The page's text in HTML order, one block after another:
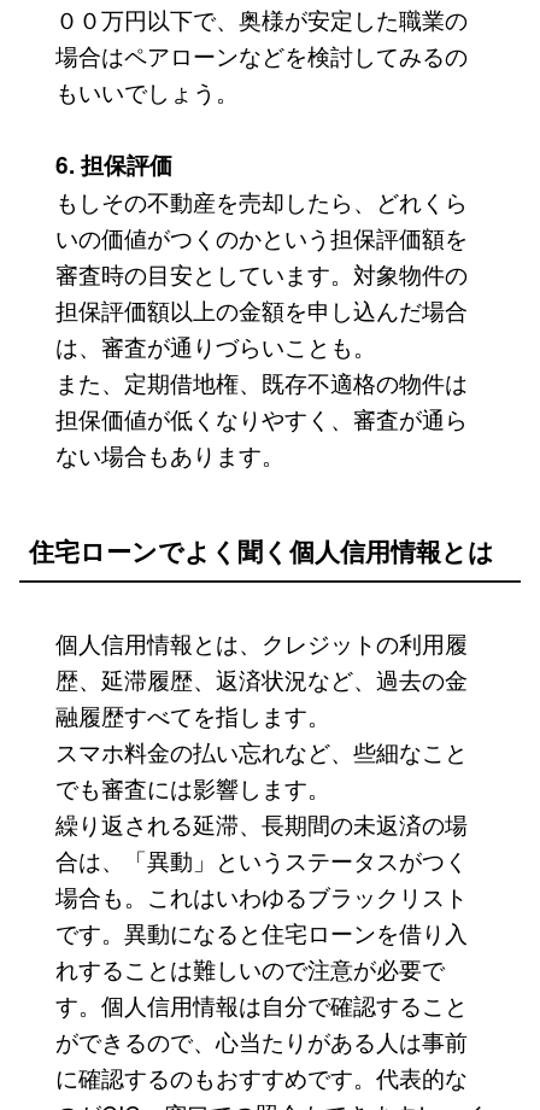
００万円以下で、奥様が安定した職業の
場合はペアローンなどを検討してみるの
もいいでしょう。
6. 担保評価
もしその不動産を売却したら、どれくら
いの価値がつくのかという担保評価額を
審査時の目安としています。対象物件の
担保評価額以上の金額を申し込んだ場合
は、審査が通りづらいことも。
また、定期借地権、既存不適格の物件は
担保価値が低くなりやすく、審査が通ら
ない場合もあります。
住宅ローンでよく聞く個人信用情報とは
個人信用情報とは、クレジットの利用履
歴、延滞履歴、返済状況など、過去の金
融履歴すべてを指します。
スマホ料金の払い忘れなど、些細なこと
でも審査には影響します。
繰り返される延滞、長期間の未返済の場
合は、「異動」というステータスがつく
場合も。これはいわゆるブラックリスト
です。異動になると住宅ローンを借り入
れすることは難しいので注意が必要で
す。個人信用情報は自分で確認すること
ができるので、心当たりがある人は事前
に確認するのもおすすめです。代表的な